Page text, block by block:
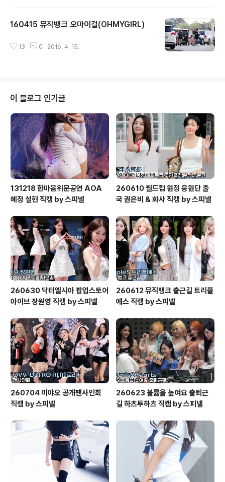
160415 뮤직뱅크 오마이걸(OHMYGIRL)
13 0 2016. 4. 15.
이 블로그 인기글
131218 한마음위문공연 AOA
혜정 설현 직캠 by 스피넬
260610 월드컵 원정 응원단 출
국 권은비 & 화사 직캠 by 스피넬
260630 닥터엘시아 팝업스토어
아이브 장원영 직캠 by 스피넬
260612 뮤직뱅크 출근길 트리플
에스 직캠 by 스피넬
260704 미야오 공개팬사인회
직캠 by 스피넬
260623 볼륨을 높여요 출퇴근
길 하츠투하츠 직캠 by 스피넬